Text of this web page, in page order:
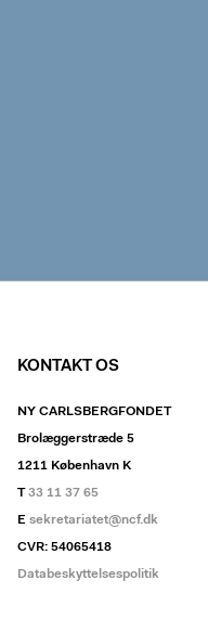
KONTAKT OS
NY CARLSBERGFONDET
Brolæggerstræde 5
1211 København K
T33 11 37 65
E sekretariatet@ncf.dk
CVR: 54065418
Databeskyttelsespolitik